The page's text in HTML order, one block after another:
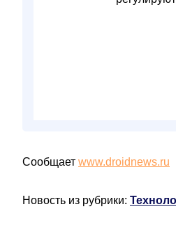
Сообщает www.droidnews.ru
Новость из рубрики: